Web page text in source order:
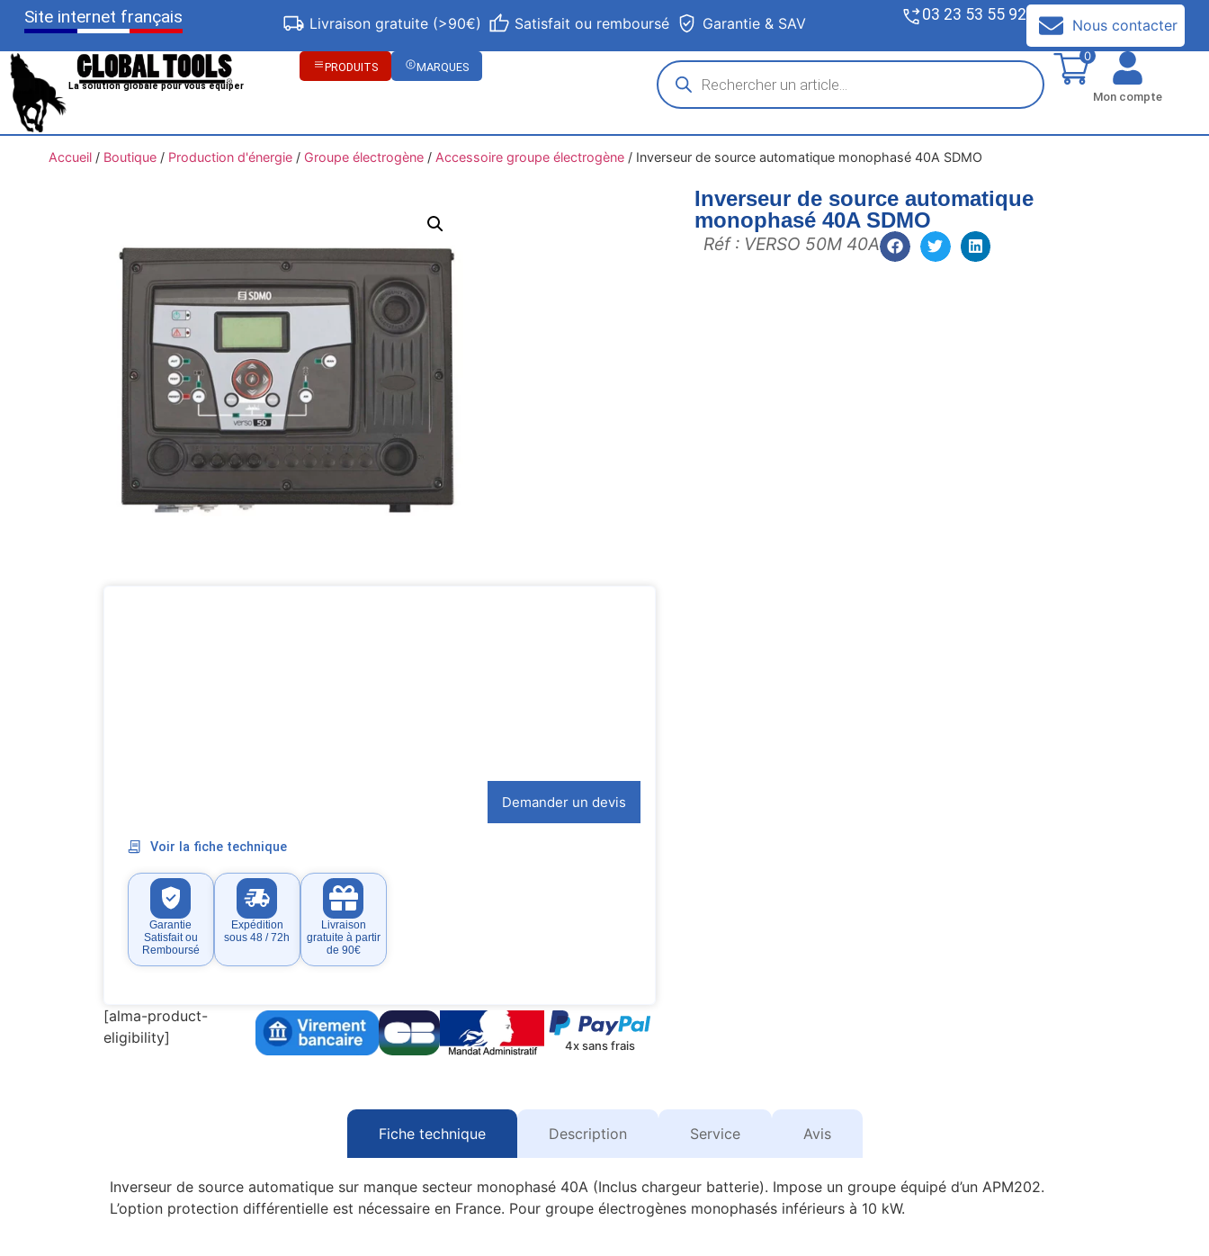
Site internet français Livraison gratuite (>90€) Satisfait ou remboursé Garantie & SAV 03 23 53 55 92
Nous contacter
La solution globale pour vous équiper
PRODUITS MARQUES
0
Mon compte
Accueil/ Boutique/ Production d'énergie/ Groupe électrogène/ Accessoire groupe électrogène/ Inverseur de source automatique monophasé 40A SDMO
Inverseur de source automatique
monophasé 40A SDMO
Réf : VERSO 50M 40A
Demander un devis
Voir la fiche technique
Garantie
Satisfait ou
Remboursé
Expédition
sous 48 / 72h
Livraison
gratuite à partir
de 90€
[alma-product-
eligibility]
4x sans frais
Fiche technique Description Service Avis
Inverseur de source automatique sur manque secteur monophasé 40A (Inclus chargeur batterie). Impose un groupe équipé d’un APM202.
L’option protection différentielle est nécessaire en France. Pour groupe électrogènes monophasés inférieurs à 10 kW.